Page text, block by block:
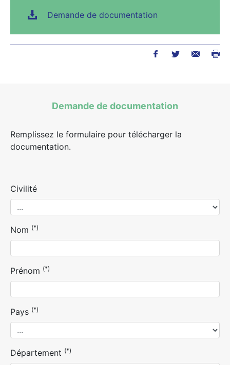
Demande de documentation
Demande de documentation
Remplissez le formulaire pour télécharger la
documentation.
Civilité
Nom (*)
Prénom (*)
Pays (*)
Département (*)